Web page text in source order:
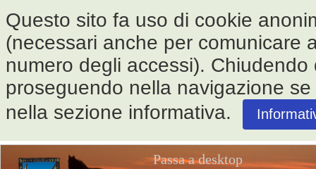
Questo sito fa uso di cookie
(necessari anche per comunicare
numero degli accessi).
proseguendo nella navigazione
nella sezione informativa.
Passa a desktop